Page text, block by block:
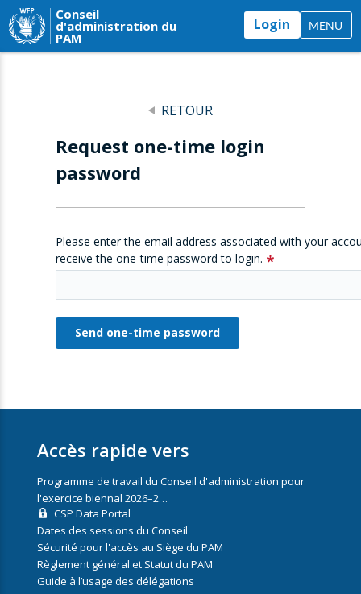
Conseil
d'administration du
PAM
Login MENU
RETOUR
Request one-time login
password
Please enter the email address associated with your
receive the one-time password to login.
Accès rapide vers
Programme de travail du Conseil d'administration pour
l'exercice biennal 2026–2…
CSP Data Portal
Dates des sessions du Conseil
Sécurité pour l'accès au Siège du PAM
Règlement général et Statut du PAM
Guide à l’usage des délégations